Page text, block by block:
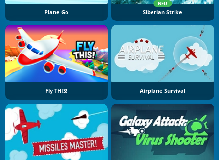
Plane Go
NEU
Siberian Strike
Fly THIS! Airplane Survival